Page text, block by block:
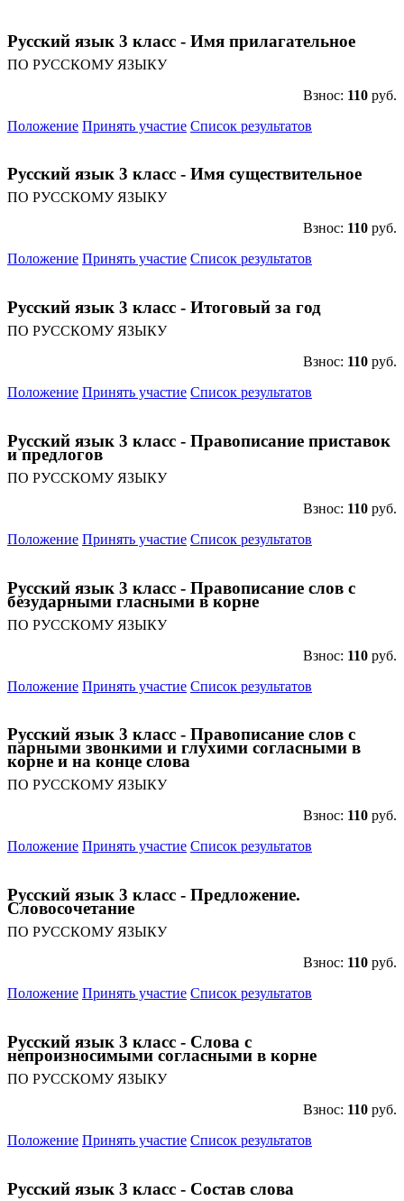
Русский язык 3 класс - Имя прилагательное
ПО РУССКОМУ ЯЗЫКУ
Взнос: 110 руб.
Положение Принять участие Список результатов
Русский язык 3 класс - Имя существительное
ПО РУССКОМУ ЯЗЫКУ
Взнос: 110 руб.
Положение Принять участие Список результатов
Русский язык 3 класс - Итоговый за год
ПО РУССКОМУ ЯЗЫКУ
Взнос: 110 руб.
Положение Принять участие Список результатов
Русский язык 3 класс - Правописание приставок
и предлогов
ПО РУССКОМУ ЯЗЫКУ
Взнос: 110 руб.
Положение Принять участие Список результатов
Русский язык 3 класс - Правописание слов с
безударными гласными в корне
ПО РУССКОМУ ЯЗЫКУ
Взнос: 110 руб.
Положение Принять участие Список результатов
Русский язык 3 класс - Правописание слов с
парными звонкими и глухими согласными в
корне и на конце слова
ПО РУССКОМУ ЯЗЫКУ
Взнос: 110 руб.
Положение Принять участие Список результатов
Русский язык 3 класс - Предложение.
Словосочетание
ПО РУССКОМУ ЯЗЫКУ
Взнос: 110 руб.
Положение Принять участие Список результатов
Русский язык 3 класс - Слова с
непроизносимыми согласными в корне
ПО РУССКОМУ ЯЗЫКУ
Взнос: 110 руб.
Положение Принять участие Список результатов
Русский язык 3 класс - Состав слова